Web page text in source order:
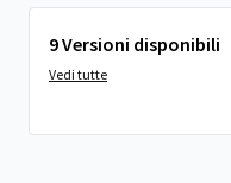
9 Versioni disponibili
Vedi tutte